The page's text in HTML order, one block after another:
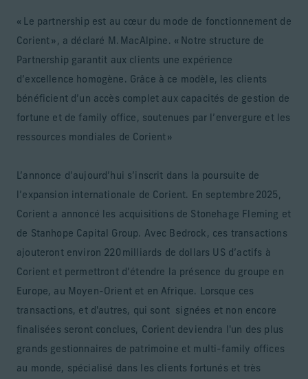
« Le partnership est au cœur du mode de fonctionnement de
Corient », a déclaré M. MacAlpine. « Notre structure de
Partnership garantit aux clients une expérience
d’excellence homogène. Grâce à ce modèle, les clients
bénéficient d’un accès complet aux capacités de gestion de
fortune et de family office, soutenues par l’envergure et les
ressources mondiales de Corient »
L’annonce d’aujourd’hui s’inscrit dans la poursuite de
l’expansion internationale de Corient. En septembre 2025,
Corient a annoncé les acquisitions de Stonehage Fleming et
de Stanhope Capital Group. Avec Bedrock, ces transactions
ajouteront environ 220 milliards de dollars US d’actifs à
Corient et permettront d’étendre la présence du groupe en
Europe, au Moyen-Orient et en Afrique. Lorsque ces
transactions, et d'autres, qui sont signées et non encore
finalisées seront conclues, Corient deviendra l'un des plus
grands gestionnaires de patrimoine et multi-family offices
au monde, spécialisé dans les clients fortunés et très